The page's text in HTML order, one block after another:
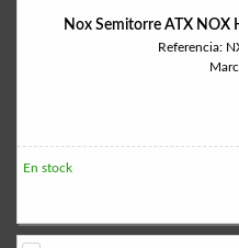
Nox Semitorre ATX NOX
Referencia:
En stock